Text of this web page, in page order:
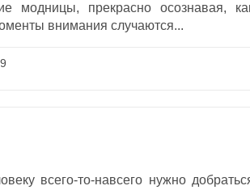
модницы, прекрасно осознавая,
внимания случаются...
всего-то-навсего нужно